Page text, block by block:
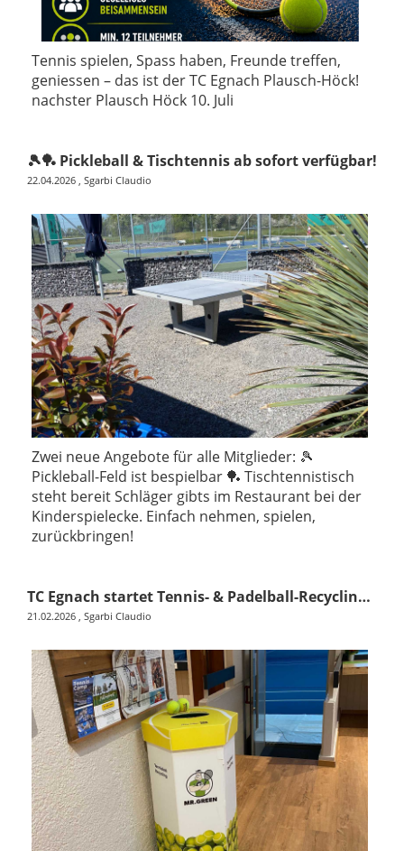
Tennis spielen, Spass haben, Freunde treffen,
geniessen – das ist der TC Egnach Plausch-Höck!
nachster Plausch Höck 10. Juli
🎾🏓 Pickleball & Tischtennis ab sofort verfügbar!
22.04.2026 , Sgarbi Claudio
Zwei neue Angebote für alle Mitglieder: 🎾
Pickleball-Feld ist bespielbar 🏓 Tischtennistisch
steht bereit Schläger gibts im Restaurant bei der
Kinderspielecke. Einfach nehmen, spielen,
zurückbringen!
TC Egnach startet Tennis- & Padelball-Recycling auf der Anlage
21.02.2026 , Sgarbi Claudio